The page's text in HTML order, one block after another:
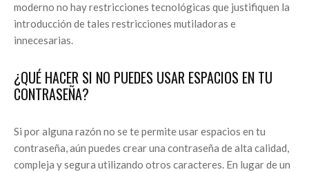
moderno no hay restricciones tecnológicas que justifiquen la
introducción de tales restricciones mutiladoras e
innecesarias.
¿QUÉ HACER SI NO PUEDES USAR ESPACIOS EN TU
CONTRASEÑA?
Si por alguna razón no se te permite usar espacios en tu
contraseña, aún puedes crear una contraseña de alta calidad,
compleja y segura utilizando otros caracteres. En lugar de un